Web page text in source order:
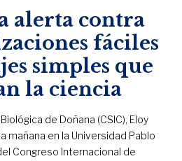
alerta contra
fáciles
simples que
la ciencia
de Doñana (CSIC), Eloy
mañana en la Universidad Pablo
Congreso Internacional de